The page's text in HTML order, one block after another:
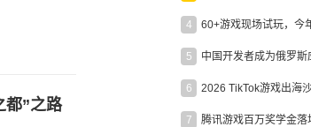
都”之路
4 60+游戏现场试玩，今
5 中国开发者成为俄罗
6
7